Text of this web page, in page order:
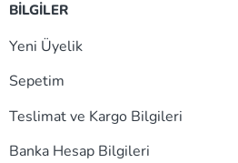
BİLGİLER
Yeni Üyelik
Sepetim
Teslimat ve Kargo Bilgileri
Banka Hesap Bilgileri